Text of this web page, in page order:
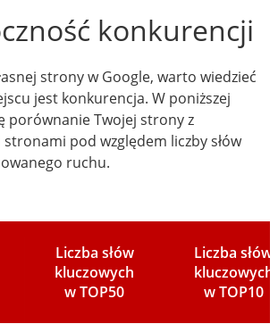
konkurencji
strony w Google, warto wiedzieć
jest konkurencja. W poniższej
porównanie Twojej strony z
pod względem liczby słów
ruchu.
Liczba słów
kluczowych
w TOP50
Liczba słów
kluczowych
w TOP10